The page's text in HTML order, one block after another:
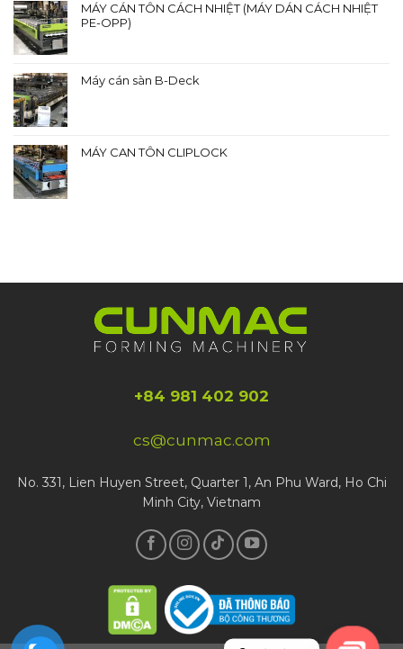
MÁY CÁN TÔN CÁCH NHIỆT (MÁY DÁN CÁCH NHIỆT
PE-OPP)
Máy cán sàn B-Deck
MÁY CAN TÔN CLIPLOCK
+84 981 402 902
cs@cunmac.com
No. 331, Lien Huyen Street, Quarter 1, An Phu Ward, Ho Chi
Minh City, Vietnam